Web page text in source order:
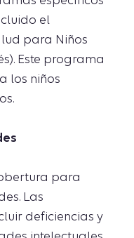
el
para Niños
Este programa
los niños
para
Las
deficiencias y